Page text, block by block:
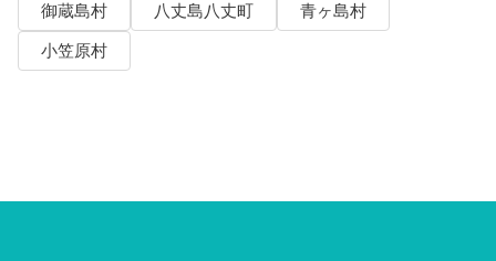
御蔵島村
八丈島八丈町
青ヶ島村
小笠原村